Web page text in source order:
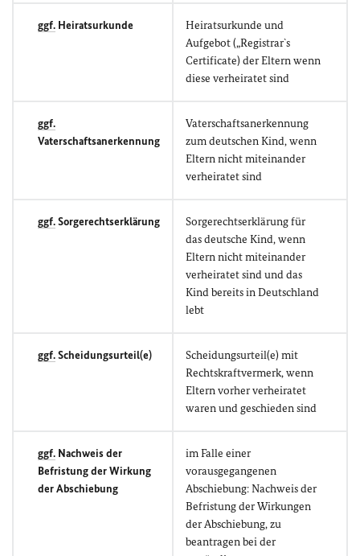
ggf. Heiratsurkunde
Heiratsurkunde und
Aufgebot („Registrar`s
Certificate) der Eltern wenn
diese verheiratet sind
ggf.
Vaterschaftsanerkennung
Vaterschaftsanerkennung
zum deutschen Kind, wenn
Eltern nicht miteinander
verheiratet sind
ggf.Sorgerechtserklärung
Sorgerechtserklärung für
das deutsche Kind, wenn
Eltern nicht miteinander
verheiratet sind und das
Kind bereits in Deutschland
lebt
ggf.Scheidungsurteil(e)
Scheidungsurteil(e) mit
Rechtskraftvermerk, wenn
Eltern vorher verheiratet
waren und geschieden sind
ggf. Nachweis der
Befristung der Wirkung
der Abschiebung
im Falle einer
vorausgegangenen
Abschiebung: Nachweis der
Befristung der Wirkungen
der Abschiebung, zu
beantragen bei der